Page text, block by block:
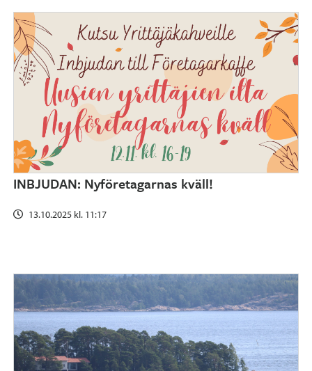
INBJUDAN: Nyföretagarnas kväll!
13.10.2025 kl. 11:17